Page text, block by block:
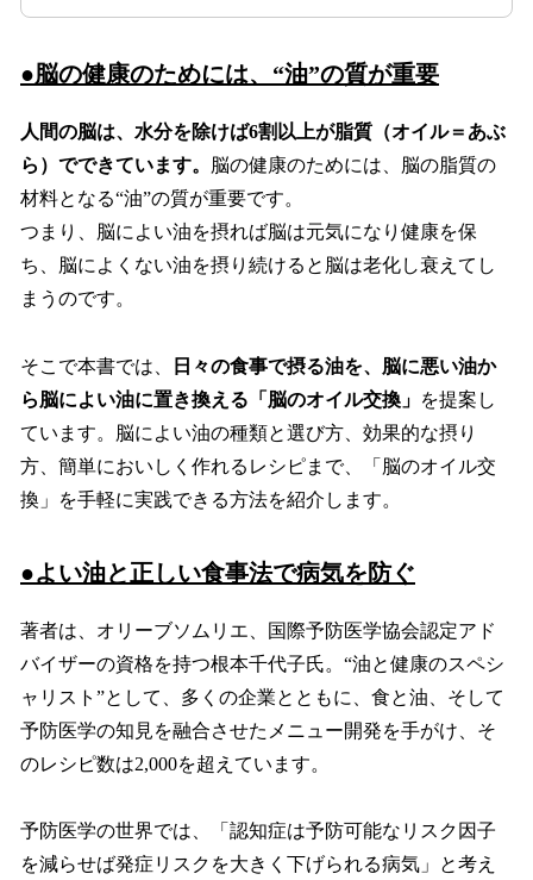
●脳の健康のためには、“油”の質が重要
人間の脳は、水分を除けば6割以上が脂質（オイル＝あぶ
ら）でできています。
脳の健康のためには、脳の脂質の
材料となる“油”の質が重要です。
つまり、脳によい油を摂れば脳は元気になり健康を保
ち、脳によくない油を摂り続けると脳は老化し衰えてし
まうのです。
そこで本書では、
日々の食事で摂る油を、脳に悪い油か
ら脳によい油に置き換える「脳のオイル交換」 を提案し
ています。脳によい油の種類と選び方、効果的な摂り
方、簡単においしく作れるレシピまで、「脳のオイル交
換」を手軽に実践できる方法を紹介します。
●よい油と正しい食事法で病気を防ぐ
著者は、オリーブソムリエ、国際予防医学協会認定アド
バイザーの資格を持つ根本千代子氏。“油と健康のスペシ
ャリスト”として、多くの企業とともに、食と油、そして
予防医学の知見を融合させたメニュー開発を手がけ、そ
のレシピ数は2,000を超えています。
予防医学の世界では、「認知症は予防可能なリスク因子
を減らせば発症リスクを大きく下げられる病気」と考え